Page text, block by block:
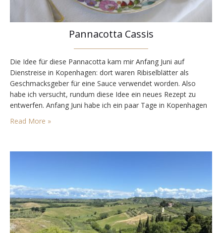
Pannacotta Cassis
Die Idee für diese Pannacotta kam mir Anfang Juni auf
Dienstreise in Kopenhagen: dort waren Ribiselblätter als
Geschmacksgeber für eine Sauce verwendet worden. Also
habe ich versucht, rundum diese Idee ein neues Rezept zu
entwerfen. Anfang Juni habe ich ein paar Tage in Kopenhagen
verbracht und gemeinsam mit anderen Fachleuten aus der
Read More »